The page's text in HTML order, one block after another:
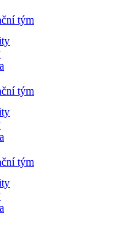
tým
tým
tým